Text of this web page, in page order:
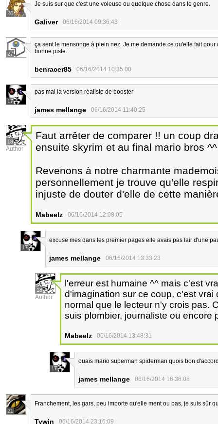
26
Je suis sur que c'est une voleuse ou quelque chose dans le genre.
Galiver 06/16/2014 09:36:43
27
ça sent le mensonge à plein nez. Je me demande ce qu'elle fait
bonne piste.
benracer85 06/16/2014 10:35:00
17
pas mal la version réaliste de booster
james mellange 06/16/2014 11:40:25
18
Author
Faut arrêter de comparer !! un coup
ensuite skyrim et au final mario bros
Revenons à notre charmante
personnellement je trouve qu'elle
injuste de douter d'elle de cette
Mabeelz 06/16/2014 12:08:05
17
excuse mes dans les premier pages elle avais pas lair d'une
james mellange 06/16/2014 13:33:23
18
Author
l'erreur est humaine ^^ mais c'est
d'imagination sur ce coup, c'est
normal que le lecteur n'y crois pas.
suis plombier, journaliste ou encore
Mabeelz 06/16/2014 13:48:31
17
ouais mario superman spiderman quois bon
james mellange 06/16/2014 16:36:08
21
Franchement, les gars, peu importe qu'elle ment ou pas, je suis sûr
Tywin 06/16/2014 23:16:09